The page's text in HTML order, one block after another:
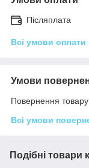
Післяплата
Всі умови оплати
Умови
Повернення
Всі умови
Подібні товари